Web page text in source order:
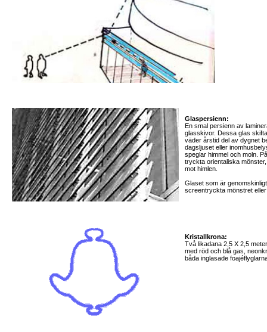
Glaspersienn:
En smal persienn av
glasskivor. Dessa glas
väder årstid del av dygnet
dagsljuset eller
speglar himmel och moln.
tryckta orientaliska
mot himlen.
Glaset som är
screentryckta mönstret
Kristallkrona:
Två likadana 2,5 X 2,5
med röd och blå gas,
båda inglasade